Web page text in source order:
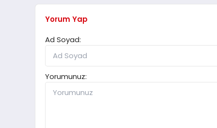
Yorum Yap
Ad Soyad:
Yorumunuz: